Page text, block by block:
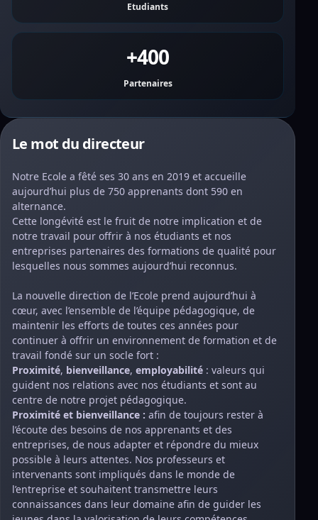
Etudiants
+400
Partenaires
Le mot du directeur
Notre Ecole a fêté ses 30 ans en 2019 et accueille
aujourd’hui plus de 750 apprenants dont 590 en
alternance.
Cette longévité est le fruit de notre implication et de
notre travail pour offrir à nos étudiants et nos
entreprises partenaires des formations de qualité pour
lesquelles nous sommes aujourd’hui reconnus.
La nouvelle direction de l’Ecole prend aujourd’hui à
cœur, avec l’ensemble de l’équipe pédagogique, de
maintenir les efforts de toutes ces années pour
continuer à offrir un environnement de formation et de
travail fondé sur un socle fort :
Proximité, bienveillance, employabilité : valeurs qui
guident nos relations avec nos étudiants et sont au
centre de notre projet pédagogique.
Proximité et bienveillance : afin de toujours rester à
l’écoute des besoins de nos apprenants et des
entreprises, de nous adapter et répondre du mieux
possible à leurs attentes. Nos professeurs et
intervenants sont impliqués dans le monde de
l’entreprise et souhaitent transmettre leurs
connaissances dans leur domaine afin de guider les